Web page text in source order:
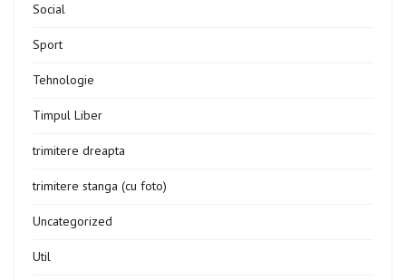
Social
Sport
Tehnologie
Timpul Liber
trimitere dreapta
trimitere stanga (cu foto)
Uncategorized
Util